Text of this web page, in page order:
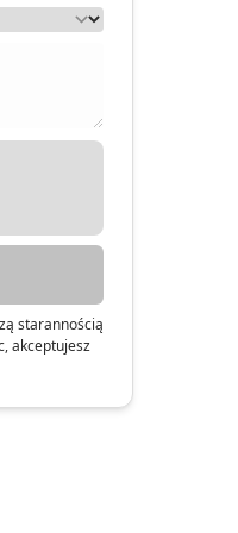
starannością
akceptujesz